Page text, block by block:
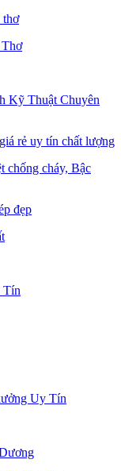
Kỹ Thuật Chuyên
chống cháy, Bậc
Tín
Uy Tín